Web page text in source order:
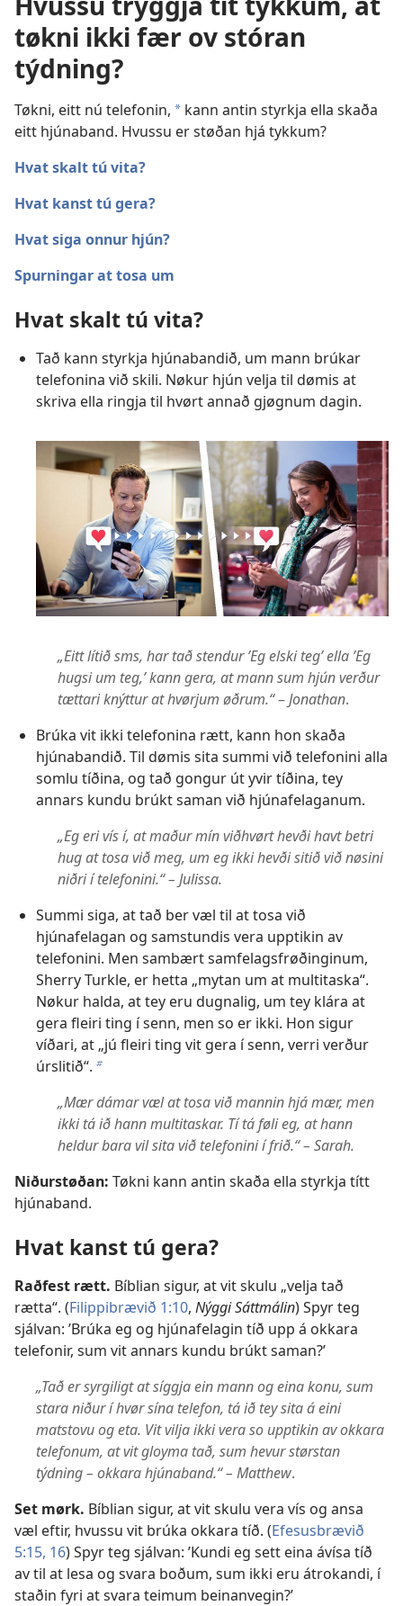
tøkni ikki fær ov stóran
týdning?
Tøkni, eitt nú telefonin, a kann antin styrkja ella skaða
eitt hjúnaband. Hvussu er støðan hjá tykkum?
Hvat skalt tú vita?
Hvat kanst tú gera?
Hvat siga onnur hjún?
Spurningar at tosa um
Hvat skalt tú vita?
Tað kann styrkja hjúnabandið, um mann brúkar
telefonina við skili. Nøkur hjún velja til dømis at
skriva ella ringja til hvørt annað gjøgnum dagin.
„Eitt lítið sms, har tað stendur ’Eg elski teg’ ella ’Eg
hugsi um teg,’ kann gera, at mann sum hjún verður
tættari knýttur at hvørjum øðrum.“–Jonathan.
Brúka vit ikki telefonina rætt, kann hon skaða
hjúnabandið. Til dømis sita summi við telefonini alla
somlu tíðina, og tað gongur út yvir tíðina, tey
annars kundu brúkt saman við hjúnafelaganum.
„Eg eri vís í, at maður mín viðhvørt hevði havt betri
hug at tosa við meg, um eg ikki hevði sitið við nøsini
niðri í telefonini.“ – Julissa.
Summi siga, at tað ber væl til at tosa við
hjúnafelagan og samstundis vera upptikin av
telefonini. Men sambært samfelagsfrøðinginum,
Sherry Turkle, er hetta „mytan um at multitaska“.
Nøkur halda, at tey eru dugnalig, um tey klára at
gera fleiri ting í senn, men so er ikki. Hon sigur
víðari, at „jú fleiri ting vit gera í senn, verri verður
úrslitið“. b
„Mær dámar væl at tosa við mannin hjá mær, men
ikki tá ið hann multitaskar. Tí tá føli eg, at hann
heldur bara vil sita við telefonini í frið.“ – Sarah.
Niðurstøðan: Tøkni kann antin skaða ella styrkja títt
hjúnaband.
Hvat kanst tú gera?
Raðfest rætt. Bíblian sigur, at vit skulu „velja tað
rætta“. (Filippibrævið 1:10, Nýggi Sáttmálin) Spyr teg
sjálvan: ’Brúka eg og hjúnafelagin tíð upp á okkara
telefonir, sum vit annars kundu brúkt saman?’
„Tað er syrgiligt at síggja ein mann og eina konu, sum
stara niður í hvør sína telefon, tá ið tey sita á eini
matstovu og eta. Vit vilja ikki vera so upptikin av okkara
telefonum, at vit gloyma tað, sum hevur størstan
týdning – okkara hjúnaband.“ – Matthew.
Set mørk. Bíblian sigur, at vit skulu vera vís og ansa
væl eftir, hvussu vit brúka okkara tíð. (Efesusbrævið
5:15, 16) Spyr teg sjálvan: ’Kundi eg sett eina ávísa tíð
av til at lesa og svara boðum, sum ikki eru átrokandi, í
staðin fyri at svara teimum beinanvegin?’